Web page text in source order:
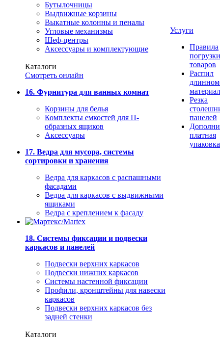
Бутылочницы
Выдвижные корзины
Выкатные колонны и пеналы
Угловые механизмы
Шеф-центры
Аксессуары и комплектующие
Каталоги
Смотреть онлайн
16. Фурнитура для ванных комнат
Корзины для белья
Комплекты емкостей для П-
образных ящиков
Аксессуары
17. Ведра для мусора, системы
сортировки и хранения
Ведра для каркасов с распашными
фасадами
Ведра для каркасов с выдвижными
ящиками
Ведра с креплением к фасаду
18. Системы фиксации и подвески
каркасов и панелей
Подвески верхних каркасов
Подвески нижних каркасов
Системы настенной фиксации
Профили, кронштейны для навески
каркасов
Подвески верхних каркасов без
задней стенки
Каталоги
Услуги
Правила
погрузки
товаров
Распил
Резка
панелей
платная
упаковка